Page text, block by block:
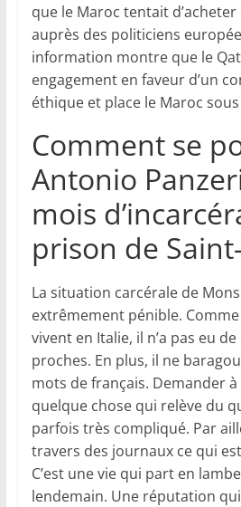
que le Maroc tentait d’acheter
auprès des politiciens
information montre que le
engagement en faveur d’un
éthique et place le Maroc
Comment se
Antonio
mois
prison de
La situation carcérale de
extrêmement pénible.
vivent en Italie, il n’a pas eu
proches. En plus, il ne
mots de français. Demander
quelque chose qui relève du
parfois très compliqué. Par
travers des journaux ce qui
C’est une vie qui part en
lendemain. Une réputation